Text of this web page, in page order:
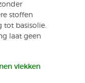
stoffen
tot basisolie.
laat geen
vlekken